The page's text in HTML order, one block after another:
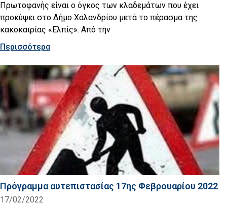
Πρωτοφανής είναι ο όγκος των κλαδεμάτων που έχει
προκύψει στο Δήμο Χαλανδρίου μετά το πέρασμα της
κακοκαιρίας «Ελπίς». Από την
Περισσότερα
Πρόγραμμα αυτεπιστασίας 17ης Φεβρουαρίου 2022
17/02/2022